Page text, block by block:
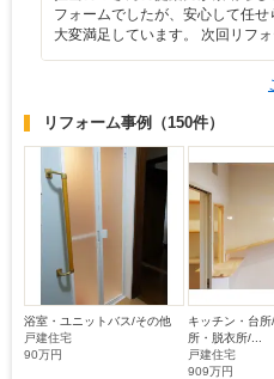
フォームでしたが、安心して任
大変満足しています。 次回リフ
リフォーム事例 （150件）
浴室・ユニットバス/その他
戸建住宅
90万円
キッチン・台
所・脱衣所/...
戸建住宅
909万円